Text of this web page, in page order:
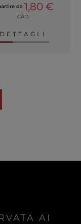
da 1,80 €
CAD.
DETTAGLI
AI